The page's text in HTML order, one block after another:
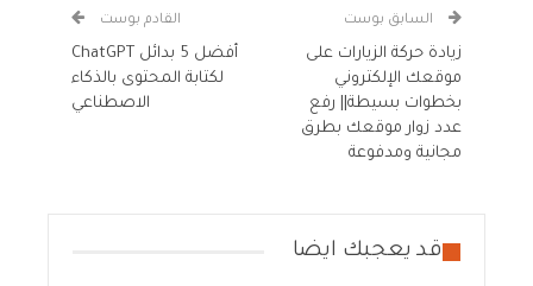
السابق بوست
زيادة حركة الزيارات على
موقعك الإلكتروني
بخطوات بسيطة|| رفع
عدد زوار موقعك بطرق
مجانية ومدفوعة
القادم بوست
أفضل 5 بدائل ChatGPT
لكتابة المحتوى بالذكاء
الاصطناعي
قد يعجبك ايضا